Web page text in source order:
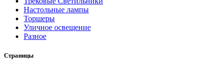
Настольные лампы
Торшеры
Уличное освещение
Разное
Страницы